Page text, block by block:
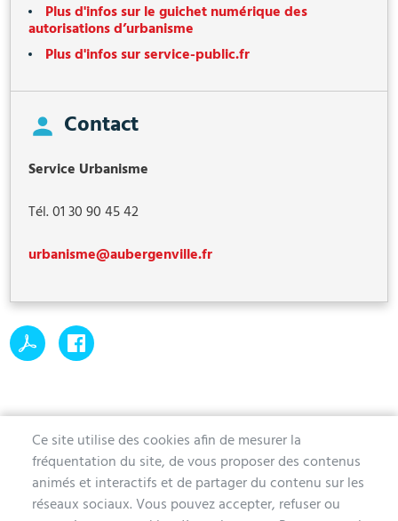
Plus d'infos sur le guichet numérique des
autorisations d’urbanisme
Plus d'infos sur service-public.fr
Contact
Service Urbanisme
Tél. 01 30 90 45 42
urbanisme@aubergenville.fr
Ce site utilise des cookies afin de mesurer la
fréquentation du site, de vous proposer des contenus
animés et interactifs et de partager du contenu sur les
réseaux sociaux. Vous pouvez accepter, refuser ou
MAIRIE D'AUBERGENVILLE